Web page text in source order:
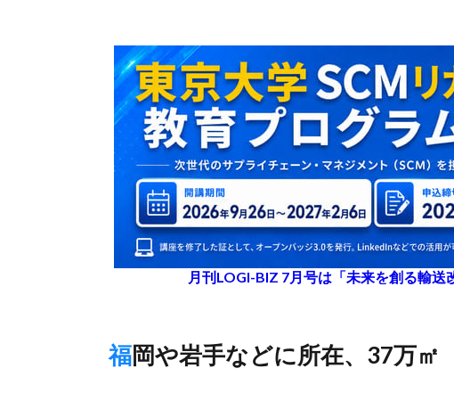
月刊LOGI-BIZ 7月号は「未来を創る輸
福岡や岩手などに所在、37万㎡